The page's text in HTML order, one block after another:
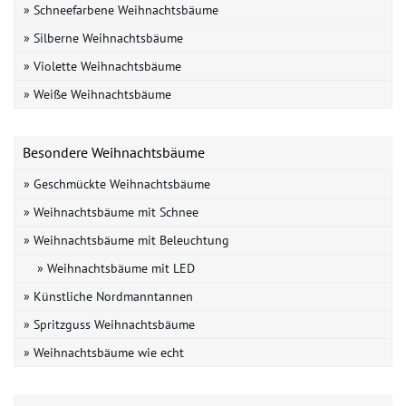
» Schneefarbene Weihnachtsbäume
» Silberne Weihnachtsbäume
» Violette Weihnachtsbäume
» Weiße Weihnachtsbäume
Besondere Weihnachtsbäume
» Geschmückte Weihnachtsbäume
» Weihnachtsbäume mit Schnee
» Weihnachtsbäume mit Beleuchtung
» Weihnachtsbäume mit LED
» Künstliche Nordmanntannen
» Spritzguss Weihnachtsbäume
» Weihnachtsbäume wie echt